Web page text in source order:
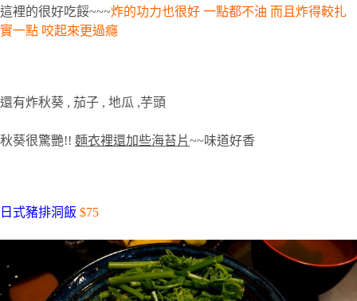
這裡的很好吃餒~~~炸的功力也很好 一點都不油 而且炸得較扎
實一點 咬起來更過癮
還有炸秋葵 , 茄子 , 地瓜 ,芋頭
秋葵很驚艷!! 麵衣裡還加些海苔片~~味道好香
日式豬排洞飯 $75